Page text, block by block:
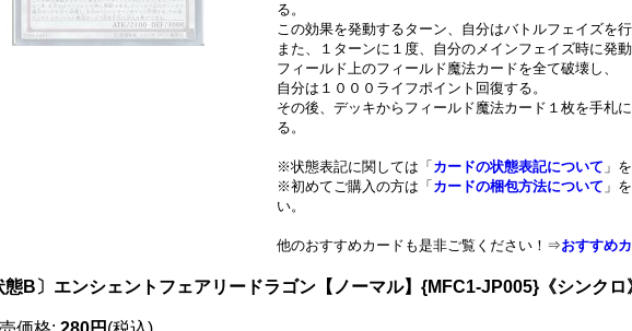
る。
この効果を発動するターン、自分はバトルフェイズを行
また、１ターンに１度、自分のメインフェイズ時に発動
フィールド上のフィールド魔法カードを全て破壊し、
自分は１０００ライフポイント回復する。
その後、デッキからフィールド魔法カード１枚を手札
る。
※状態表記に関しては「 カードの状態表記について 」
※初めてご購入の方は「 カードの梱包方法について 」
い。
他のおすすめカードも是非ご覧ください！⇒おすすめ
態B〕エンシェントフェアリードラゴン【ノーマル】{MFC1-JP005}《シンクロ